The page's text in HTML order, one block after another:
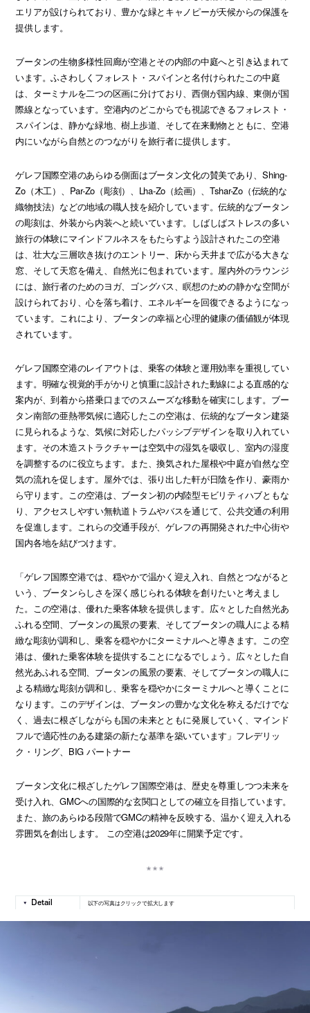
エリアが設けられており、豊かな緑とキャノピーが天候からの保護を
提供します。
ブータンの生物多様性回廊が空港とその内部の中庭へと引き込まれて
います。ふさわしくフォレスト・スパインと名付けられたこの中庭
は、ターミナルを二つの区画に分けており、西側が国内線、東側が国
際線となっています。空港内のどこからでも視認できるフォレスト・
スパインは、静かな緑地、樹上歩道、そして在来動物とともに、空港
内にいながら自然とのつながりを旅行者に提供します。
ゲレフ国際空港のあらゆる側面はブータン文化の賛美であり、Shing-
Zo（木工）、Par-Zo（彫刻）、Lha-Zo（絵画）、Tshar-Zo（伝統的な
織物技法）などの地域の職人技を紹介しています。伝統的なブータン
の彫刻は、外装から内装へと続いています。しばしばストレスの多い
旅行の体験にマインドフルネスをもたらすよう設計されたこの空港
は、壮大な三層吹き抜けのエントリー、床から天井まで広がる大きな
窓、そして天窓を備え、自然光に包まれています。屋内外のラウンジ
には、旅行者のためのヨガ、ゴングバス、瞑想のための静かな空間が
設けられており、心を落ち着け、エネルギーを回復できるようになっ
ています。これにより、ブータンの幸福と心理的健康の価値観が体現
されています。
ゲレフ国際空港のレイアウトは、乗客の体験と運用効率を重視してい
ます。明確な視覚的手がかりと慎重に設計された動線による直感的な
案内が、到着から搭乗口までのスムーズな移動を確実にします。ブー
タン南部の亜熱帯気候に適応したこの空港は、伝統的なブータン建築
に見られるような、気候に対応したパッシブデザインを取り入れてい
ます。その木造ストラクチャーは空気中の湿気を吸収し、室内の湿度
を調整するのに役立ちます。また、換気された屋根や中庭が自然な空
気の流れを促します。屋外では、張り出した軒が日陰を作り、豪雨か
ら守ります。この空港は、ブータン初の内陸型モビリティハブともな
り、アクセスしやすい無軌道トラムやバスを通じて、公共交通の利用
を促進します。これらの交通手段が、ゲレフの再開発された中心街や
国内各地を結びつけます。
「ゲレフ国際空港では、穏やかで温かく迎え入れ、自然とつながると
いう、ブータンらしさを深く感じられる体験を創りたいと考えまし
た。この空港は、優れた乗客体験を提供します。広々とした自然光あ
ふれる空間、ブータンの風景の要素、そしてブータンの職人による精
緻な彫刻が調和し、乗客を穏やかにターミナルへと導きます。この空
港は、優れた乗客体験を提供することになるでしょう。広々とした自
然光あふれる空間、ブータンの風景の要素、そしてブータンの職人に
よる精緻な彫刻が調和し、乗客を穏やかにターミナルへと導くことに
なります。このデザインは、ブータンの豊かな文化を称えるだけでな
く、過去に根ざしながらも国の未来とともに発展していく、マインド
フルで適応性のある建築の新たな基準を築いています」フレデリッ
ク・リング、BIG パートナー
ブータン文化に根ざしたゲレフ国際空港は、歴史を尊重しつつ未来を
受け入れ、GMCへの国際的な玄関口としての確立を目指しています。
また、旅のあらゆる段階でGMCの精神を反映する、温かく迎え入れる
雰囲気を創出します。 この空港は2029年に開業予定です。
以下の写真はクリックで拡大します